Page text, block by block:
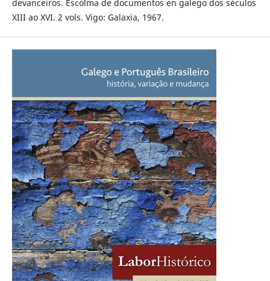
devanceiros. Escolma de documentos en galego dos séculos
XIII ao XVI. 2 vols. Vigo: Galaxia, 1967.